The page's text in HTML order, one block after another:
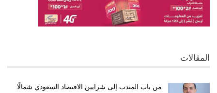
المقالات
من باب المندب إلى شرايين الاقتصاد السعودي شمالًا